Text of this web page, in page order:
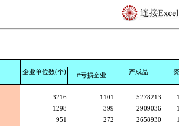
企业单位数(个) 产成品
#亏损企业
3216 1101 5278213
1298 399 2909036
951 272 2658930